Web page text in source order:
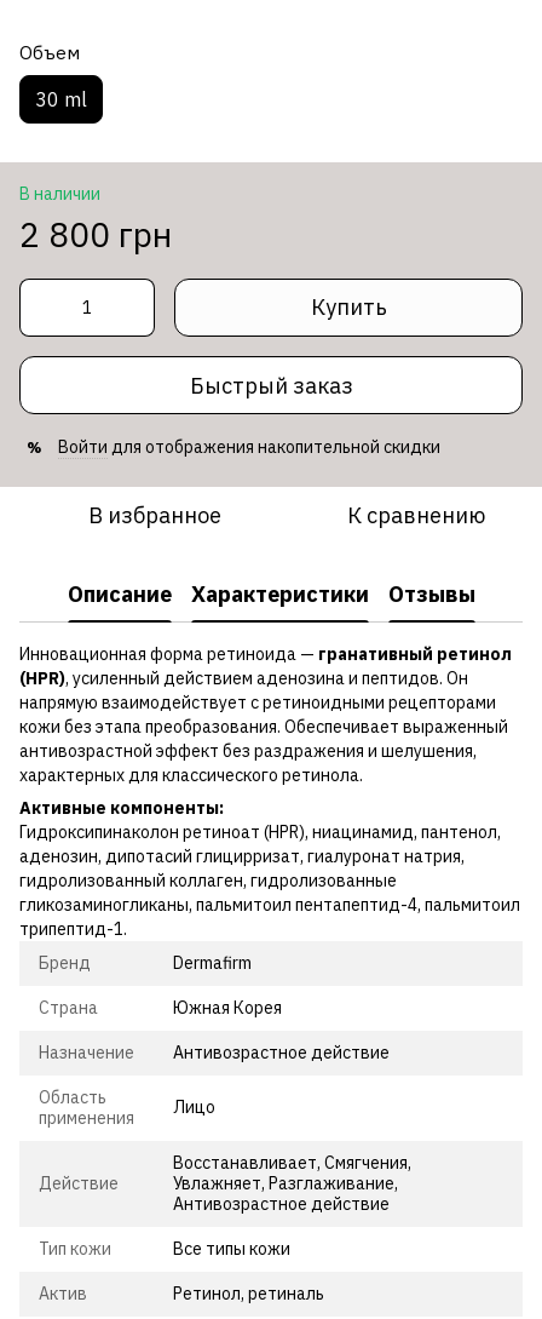
Объем
30 ml
В наличии
2 800 грн
Купить
Быстрый заказ
% Войти для отображения накопительной скидки
В избранное К сравнению
Описание Характеристики Отзывы
Инновационная форма ретиноида — гранативный ретинол
(HPR), усиленный действием аденозина и пептидов. Он
напрямую взаимодействует с ретиноидными рецепторами
кожи без этапа преобразования. Обеспечивает выраженный
антивозрастной эффект без раздражения и шелушения,
характерных для классического ретинола.
Активные компоненты:
Гидроксипинаколон ретиноат (HPR), ниацинамид, пантенол,
аденозин, дипотасий глицирризат, гиалуронат натрия,
гидролизованный коллаген, гидролизованные
гликозаминогликаны, пальмитоил пентапептид-4, пальмитоил
трипептид-1.
Бренд
Dermafirm
Страна Южная Корея
Назначение Антивозрастное действие
Область
применения
Лицо
Действие
Восстанавливает, Смягчения,
Увлажняет, Разглаживание,
Антивозрастное действие
Тип кожи Все типы кожи
Актив Ретинол, ретиналь